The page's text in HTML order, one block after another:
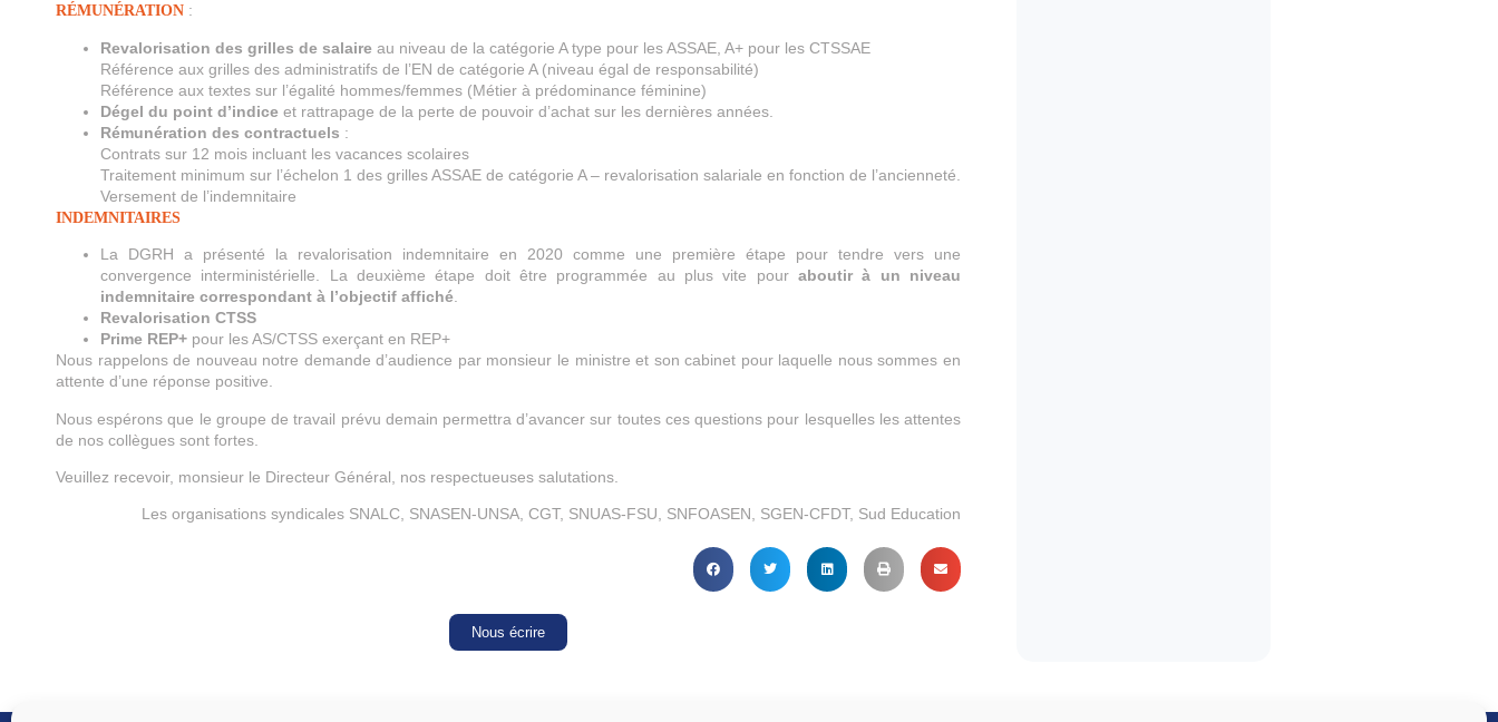
RÉMUNÉRATION :
Revalorisation des grilles de salaire au niveau de la catégorie A type pour les ASSAE, A+ pour les CTSSAE
Référence aux grilles des administratifs de l’EN de catégorie A (niveau égal de responsabilité)
Référence aux textes sur l’égalité hommes/femmes (Métier à prédominance féminine)
Dégel du point d’indice et rattrapage de la perte de pouvoir d’achat sur les dernières années.
Rémunération des contractuels :
Contrats sur 12 mois incluant les vacances scolaires
Traitement minimum sur l’échelon 1 des grilles ASSAE de catégorie A – revalorisation salariale en fonction de l’ancienneté.
Versement de l’indemnitaire
INDEMNITAIRES
La DGRH a présenté la revalorisation indemnitaire en 2020 comme une première étape pour tendre vers une
convergence interministérielle. La deuxième étape doit être programmée au plus vite pour aboutir à un niveau
indemnitaire correspondant à l’objectif affiché
Revalorisation CTSS
Prime REP+ pour les AS/CTSS exerçant en REP+
Nous rappelons de nouveau notre demande d’audience par monsieur le ministre et son cabinet pour laquelle nous sommes en
attente d’une réponse positive.
Nous espérons que le groupe de travail prévu demain permettra d’avancer sur toutes ces questions pour lesquelles les attentes
de nos collègues sont fortes.
Veuillez recevoir, monsieur le Directeur Général, nos respectueuses salutations.
Les organisations syndicales SNALC, SNASEN-UNSA, CGT, SNUAS-FSU, SNFOASEN, SGEN-CFDT, Sud Education
Nous écrire